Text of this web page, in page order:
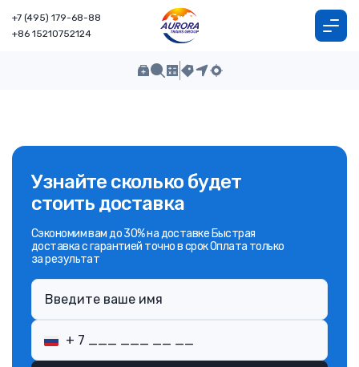
+7 (495) 179-68-88
+86 15210752124
Узнайте сколько будет
стоить доставка
Сэкономим вам до 30% на доставке Быстрая
доставка с гарантией точно в срок Оплата только
за результат